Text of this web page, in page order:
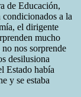
de Educación,
a la
el dirigente
mucho
nos sorprende
desilusiona
Estado había
y se estaba